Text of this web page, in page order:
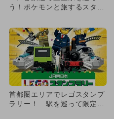
う！ポケモンと旅するスタン
首都圏エリアでレゴスタンプ
ラリー！ 駅を巡って限定グ